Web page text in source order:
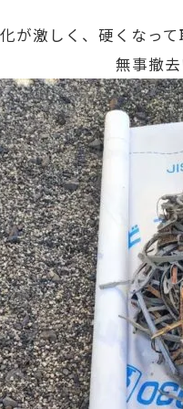
が激しく、硬くなっ
無事撤